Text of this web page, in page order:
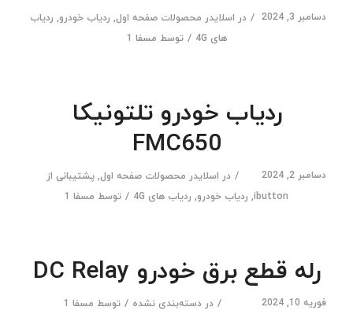
دسامبر 3, 2024 / در اسلایدر محصولات صفحه اول, ردیاب خودرو, ردیاب
های 4G
/ توسط مسفا 1
ردیاب خودرو تلتونیکا
FMC650
دسامبر 2, 2024 / در اسلایدر محصولات صفحه اول,پشتیبانی از
ibutton
, ردیاب خودرو, ردیاب های 4G / توسط مسفا 1
رله قطع برق خودرو DC Relay
فوریه 10, 2024 / دردسته‌بندی نشده / توسط مسفا 1